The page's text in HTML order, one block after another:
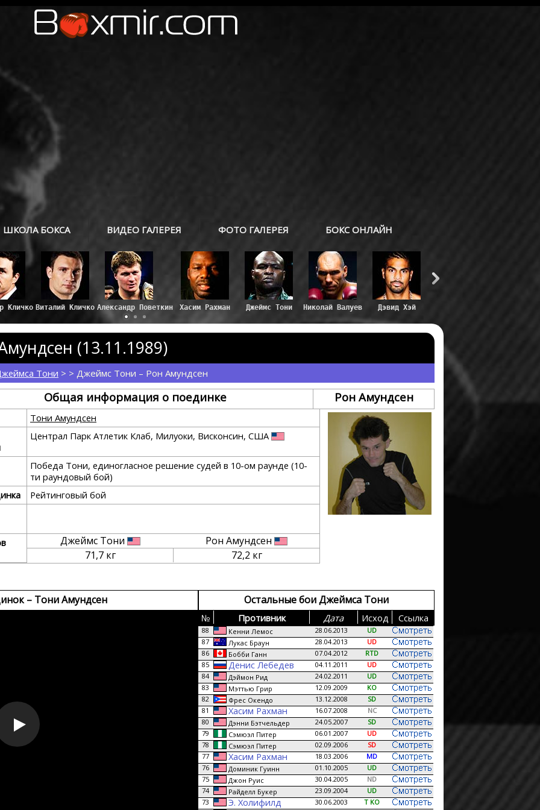
ШКОЛА БОКСА ВИДЕО ГАЛЕРЕЯ ФОТО ГАЛЕРЕЯ БОКС ОНЛАЙН
Кличко
Виталий Кличко Александр Поветкин Хасим Рахман Джеймс Тони Николай Валуев Дэвид Хэй
(13.11.1989)
Тони > > Джеймс Тони – Рон Амундсен
Общая информация о поединке Рон Амундсен
Тони Амундсен
Централ Парк Атлетик Клаб, Милуоки, Висконсин, США
Победа Тони, единогласное решение судей в 10-ом раунде (10-
ти раундовый бой)
Рейтинговый бой
Джеймс Тони
Рон Амундсен
71,7 кг
72,2 кг
– Тони Амундсен Остальные бои Джеймса Тони
№ Противник Дата Исход Сcылка
88 Кенни Лемос 28.06.2013
UD
87
Лукас Браун 28.04.2013
UD
86
Бобби Ганн 07.04.2012
RTD
85
Денис Лебедев 04.11.2011
UD
84
Дэймон Рид 24.02.2011
UD
83
Мэттью Грир 12.09.2009
KO
82
Фрес Окендо 13.12.2008
SD
81
Хасим Рахман 16.07.2008
NC
80
Дэнни Бэтчельдер 24.05.2007
SD
79
Сэмюэл Питер 06.01.2007
UD
78
Сэмюэл Питер 02.09.2006
SD
77
Хасим Рахман 18.03.2006
MD
76
Доминик Гуинн 01.10.2005
UD
75
Джон Руис 30.04.2005
ND
74
Райделл Букер 23.09.2004
UD
73
Э. Холифилд 30.06.2003
T KO